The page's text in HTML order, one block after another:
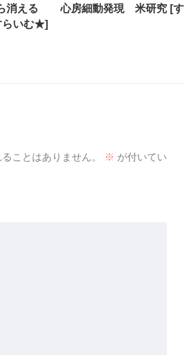
消える
らいむ★]
心房細動発現 米研究 [
ことはありません。 ※ が付いてい